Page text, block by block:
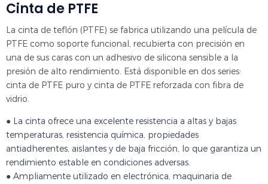
Cinta de PTFE
La cinta de teflón (PTFE) se fabrica utilizando una película de
PTFE como soporte funcional, recubierta con precisión en
una de sus caras con un adhesivo de silicona sensible a la
presión de alto rendimiento. Está disponible en dos series:
cinta de PTFE puro y cinta de PTFE reforzada con fibra de
vidrio.
● La cinta ofrece una excelente resistencia a altas y bajas
temperaturas, resistencia química, propiedades
antiadherentes, aislantes y de baja fricción, lo que garantiza un
rendimiento estable en condiciones adversas.
● Ampliamente utilizado en electrónica, maquinaria de